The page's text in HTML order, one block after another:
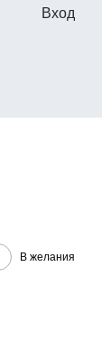
Вход
В желания